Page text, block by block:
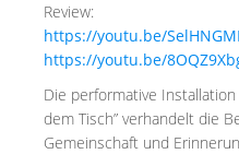
Review:
https://youtu.be/
https://youtu.be/
Die performative
dem Tisch” verhandelt die
Gemeinschaft und